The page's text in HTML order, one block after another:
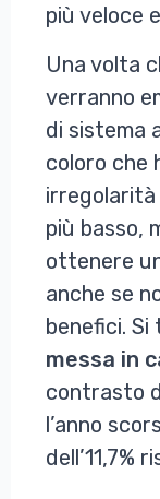
più veloce
Una volta
verranno
di sistema
coloro che
più basso,
ottenere
anche se
benefici.
messa in
contrasto
l’anno
dell’11,7%